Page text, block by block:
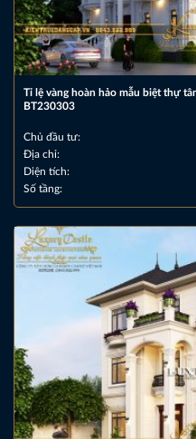
Tỉ lệ vàng hoàn hảo mẫu biệt thự
BT230303
Chủ đầu tư:
Địa chỉ:
Diện tích:
Số tầng: